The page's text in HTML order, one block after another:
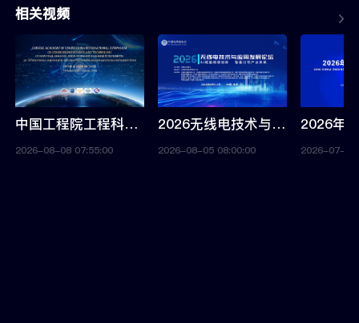
相关视频
中国工程院工程科技国际学术研讨会-高端测量仪器技术暨第14届精密工程测量与仪器国际会议（IFMI & ISPEMI 2026）
2026-08-08 07:55:00
2026无线电技术与应用发展论坛
2026-08-05 08:00:00 2026-07-09